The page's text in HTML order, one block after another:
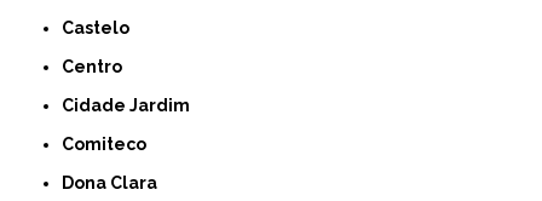
Castelo
Centro
Cidade Jardim
Comiteco
Dona Clara